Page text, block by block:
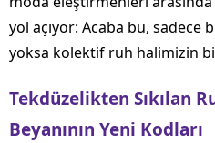
yol açıyor: Acaba bu, sadece
yoksa kolektif ruh halimizin bir
Tekdüzelikten Sıkılan
Beyanının Yeni Kodları